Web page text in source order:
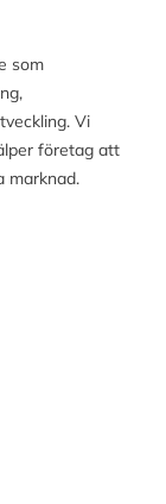
som
Vi
företag att
marknad.